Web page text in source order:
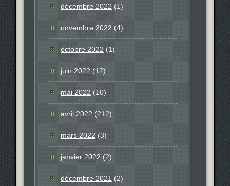
décembre 2022 (1)
novembre 2022 (4)
octobre 2022 (1)
juin 2022 (12)
mai 2022 (10)
avril 2022 (212)
mars 2022 (3)
janvier 2022 (2)
décembre 2021 (2)